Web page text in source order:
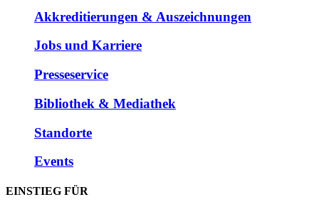
Akkreditierungen & Auszeichnungen
Jobs und Karriere
Presseservice
Bibliothek & Mediathek
Standorte
Events
EINSTIEG FÜR